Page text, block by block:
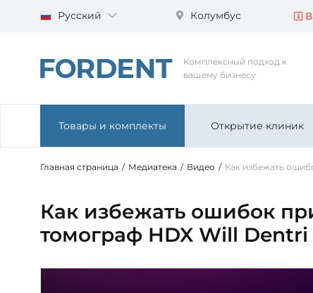
Русский Колумбус
Комплексный подход к
вашему бизнесу
Товары и комплекты Открытие клиник
Главная страница / Медиатека / Видео / Как избежать
Как избежать ошибок
томограф HDX Will Dentri